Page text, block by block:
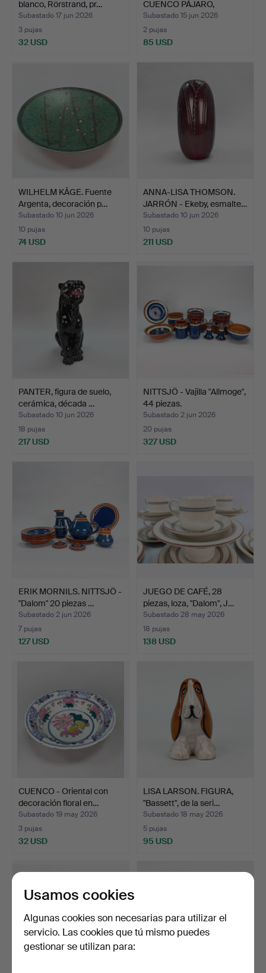
blanco, Rörstrand, pr…
Subastado 17 jun 2026
3 pujas
32 USD
CUENCO PÁJARO,
cerámica…
Subastado 15 jun 2026
2 pujas
85 USD
WILHELM KÅGE. Fuente
Argenta, decoración p…
Subastado 10 jun 2026
10 pujas
74 USD
ANNA-LISA THOMSON.
JARRÓN - Ekeby, esmalte…
Subastado 10 jun 2026
10 pujas
211 USD
PANTER, figura de suelo,
cerámica, década …
Subastado 10 jun 2026
18 pujas
217 USD
NITTSJÖ - Vajilla "Allmoge",
44 piezas.
Subastado 2 jun 2026
20 pujas
327 USD
ERIK MORNILS. NITTSJÖ -
"Dalom" 20 piezas …
Subastado 2 jun 2026
7 pujas
127 USD
JUEGO DE CAFÉ, 28
piezas, loza, "Dalom", J…
Subastado 28 may 2026
18 pujas
138 USD
CUENCO - Oriental con
decoración floral en…
Subastado 19 may 2026
3 pujas
32 USD
LISA LARSON. FIGURA,
"Bassett", de la seri…
Subastado 18 may 2026
5 pujas
95 USD
Usamos cookies
Algunas cookies son necesarias para utilizar el
servicio. Las cookies que tú mismo puedes
gestionar se utilizan para: